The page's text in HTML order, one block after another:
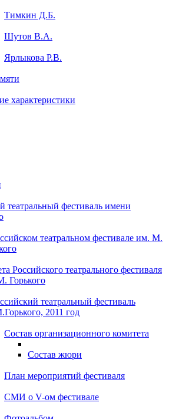
Тимкин Д.Б.
Шутов В.А.
Ярлыкова Р.В.
характеристики
театральный фестиваль имени
театральном фестивале им. М.
Российского театрального фестиваля
Горького
театральный фестиваль
2011 год
Состав организационного комитета
Состав жюри
План мероприятий фестиваля
СМИ о V-ом фестивале